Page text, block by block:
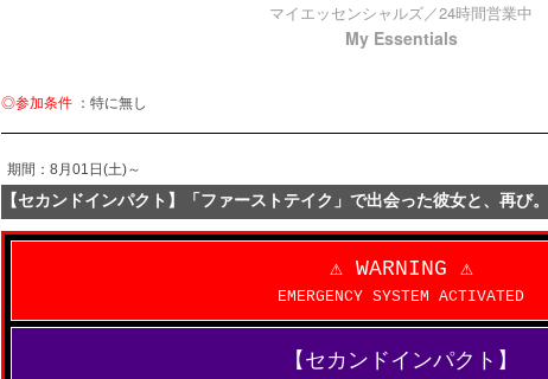
マイエッセンシャルズ／24時間営業中
My Essentials
◎参加条件：特に無し
期間：8月01日(土)～
【セカンドインパクト】「ファーストテイク」で出会った彼女と、再び。
⚠️ WARNING ⚠️
EMERGENCY SYSTEM ACTIVATED
【セカンドインパクト】